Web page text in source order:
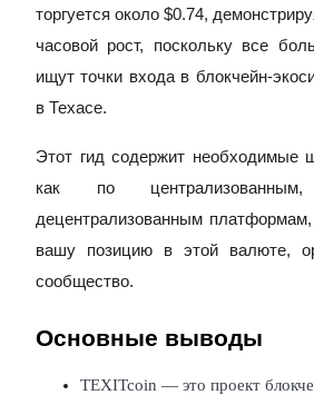
Деривативы на акции, форекс,
USDC фьючерсы
торгуется около $0.74,
часовой рост, поскольку все
ищут точки входа в блокчейн-
в Техасе.
Этот гид содержит необходимые
как по
децентрализованным
вашу позицию в этой валюте,
сообщество.
Основные выводы
TEXITcoin — это проект